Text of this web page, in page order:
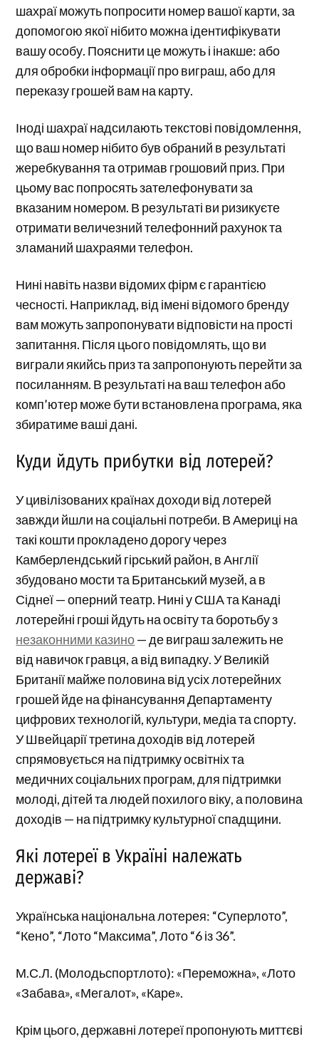
шахраї можуть попросити номер вашої карти, за
допомогою якої нібито можна ідентифікувати
вашу особу. Пояснити це можуть і інакше: або
для обробки інформації про виграш, або для
переказу грошей вам на карту.
Іноді шахраї надсилають текстові повідомлення,
що ваш номер нібито був обраний в результаті
жеребкування та отримав грошовий приз. При
цьому вас попросять зателефонувати за
вказаним номером. В результаті ви ризикуєте
отримати величезний телефонний рахунок та
зламаний шахраями телефон.
Нині навіть назви відомих фірм є гарантією
чесності. Наприклад, від імені відомого бренду
вам можуть запропонувати відповісти на прості
запитання. Після цього повідомлять, що ви
виграли якийсь приз та запропонують перейти за
посиланням. В результаті на ваш телефон або
комп’ютер може бути встановлена ​​програма, яка
збиратиме ваші дані.
Куди йдуть прибутки від лотерей?
У цивілізованих країнах доходи від лотерей
завжди йшли на соціальні потреби. В Америці на
такі кошти прокладено дорогу через
Камберлендський гірський район, в Англії
збудовано мости та Британський музей, а в
Сіднеї — оперний театр. Нині у США та Канаді
лотерейні гроші йдуть на освіту та боротьбу з
незаконними казино— де виграш залежить не
від навичок гравця, а від випадку. У Великій
Британії майже половина від усіх лотерейних
грошей йде на фінансування Департаменту
цифрових технологій, культури, медіа та спорту.
У Швейцарії третина доходів від лотерей
спрямовується на підтримку освітніх та
медичних соціальних програм, для підтримки
молоді, дітей та людей похилого віку, а половина
доходів — на підтримку культурної спадщини.
Які лотереї в Україні належать
державі?
Українська національна лотерея: “Суперлото”,
“Кено”, “Лото “Максима”, Лото “6 із 36”.
М.С.Л. (Молодьспортлото): «Переможна», «Лото
«Забава», «Мегалот», «Каре».
Крім цього, державні лотереї пропонують миттєві